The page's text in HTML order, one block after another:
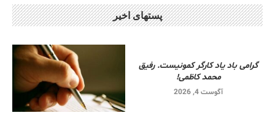
پستهای اخیر
گرامی باد یاد کارگر کمونیست. رفیق
محمد کاظمی!
آگوست 4, 2026